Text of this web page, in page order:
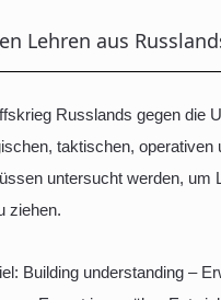
Lehren aus
Russlands gegen die
taktischen,
untersucht werden, um
ziehen.
Building understanding –